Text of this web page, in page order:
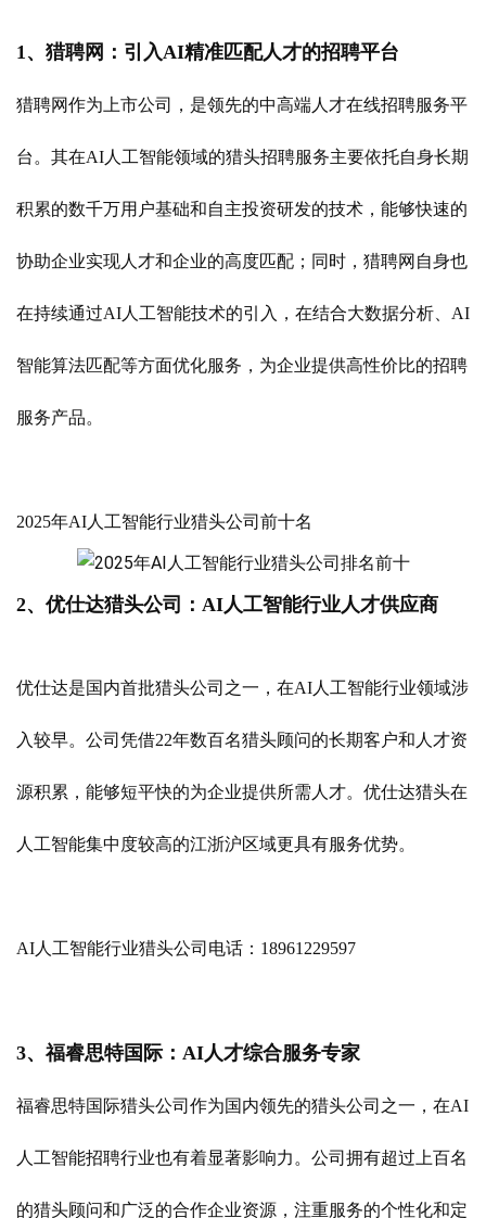
1、猎聘网：引入AI精准匹配人才的招聘平台
猎聘网作为上市公司，是领先的中高端人才在线招聘服务平
台。其在AI人工智能领域的猎头招聘服务主要依托自身长期
积累的数千万用户基础和自主投资研发的技术，能够快速的
协助企业实现人才和企业的高度匹配；同时，猎聘网自身也
在持续通过AI人工智能技术的引入，在结合大数据分析、AI
智能算法匹配等方面优化服务，为企业提供高性价比的招聘
服务产品。
2025年AI人工智能行业猎头公司前十名
2、优仕达猎头公司：AI人工智能行业人才供应商
优仕达是国内首批猎头公司之一，在AI人工智能行业领域涉
入较早。公司凭借22年数百名猎头顾问的长期客户和人才资
源积累，能够短平快的为企业提供所需人才。优仕达猎头在
人工智能集中度较高的江浙沪区域更具有服务优势。
AI人工智能行业猎头公司电话：18961229597
3、福睿思特国际：AI人才综合服务专家
福睿思特国际猎头公司作为国内领先的猎头公司之一，在AI
人工智能招聘行业也有着显著影响力。公司拥有超过上百名
的猎头顾问和广泛的合作企业资源，注重服务的个性化和定